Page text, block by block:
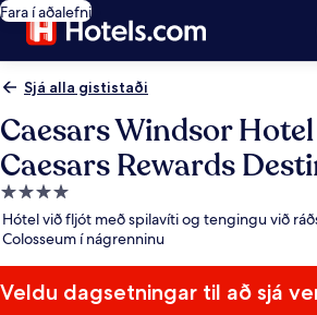
Fara í aðalefni
Sjá alla gististaði
Caesars Windsor
Caesars Rewards
4.0
stjörnu
gististaður
Hótel við fljót með spilavíti og tengingu við
Colosseum í nágrenninu
Veldu dagsetningar til að sjá